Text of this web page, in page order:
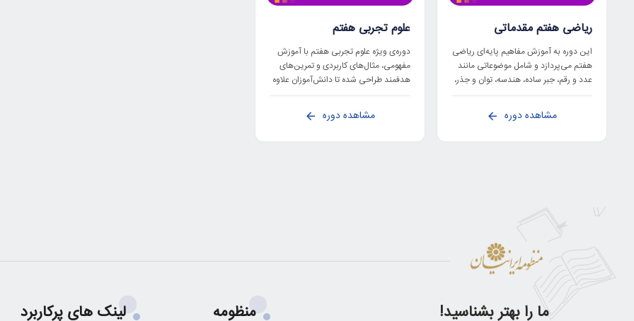
ریاضی هفتم مقدماتی
این دوره به آموزش مفاهیم پایه‌ای ریاضی
هفتم می‌پردازد و شامل موضوعاتی مانند
عدد و رقم، جبر ساده، هندسه، توان و جذر،
و کاربردهای روزمره ریاضی است.
مشاهده دوره
علوم تجربی هفتم
دوره‌ی ویژه علوم تجربی هفتم با آموزش
مفهومی، مثال‌های کاربردی و تمرین‌های
هدفمند طراحی شده تا دانش‌آموزان علاوه
بر درک عمیق مطالب کتاب، برای امتحانات
مدرسه و پیشرفت تحصیلی با
اعتمادبه‌نفس بیشتری آماده شوند.
مشاهده دوره
ما را بهتر بشناسید! منظومه لینک های پرکاربرد